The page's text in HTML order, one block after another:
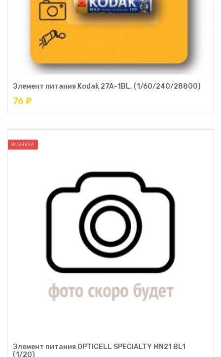
Элемент питания Kodak 27A-1BL, (1/60/240/28800)
76 ₽
НОВИНКА
Элемент питания OPTICELL SPECIALTY MN21 BL1
(1/20)